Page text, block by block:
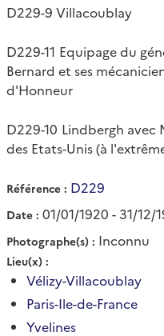
D229-9 Villacoublay
D229-11 Equipage du général Leperrine (?) - Adjudant
Bernard et ses
d'Honneur
D229-10 Lindbergh avec Myron T. Herryck, ambassadeur
des Etats-Unis (à
Référence D229
Date 01/01/1920 - 31/
Photographe(s) Inconnu
Lieu(x)
Vélizy-Villacoublay
Paris-Ile-de-France
Yvelines